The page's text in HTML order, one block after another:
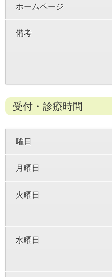
ホームページ
備考
受付・診療時間
曜日
月曜日
火曜日
水曜日